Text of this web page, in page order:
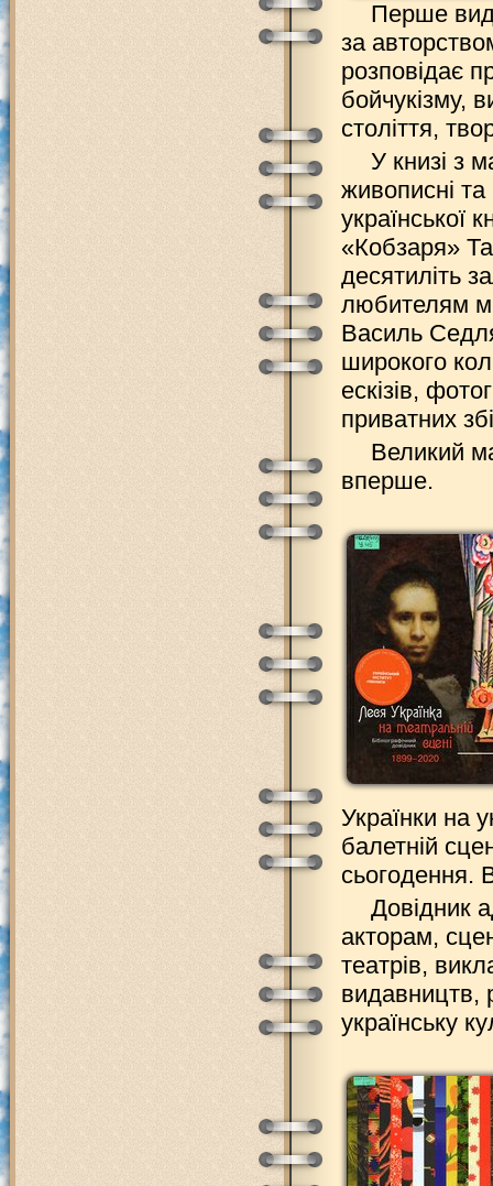
Перше
за
розповідає
бойчукізму,
століття,
У книзі з
живописні
української
«Кобзаря»
десятиліть
любителям
Василь
широкого
ескізів,
приватних
Великий
вперше.
Українки на
балетній
сьогодення.
Довідник
акторам,
театрів,
видавництв,
українську